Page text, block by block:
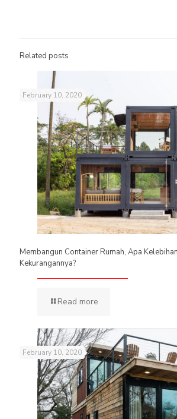
Related posts
February 10, 2020
Membangun Container Rumah, Apa
Kekurangannya?
Read more
February 10, 2020